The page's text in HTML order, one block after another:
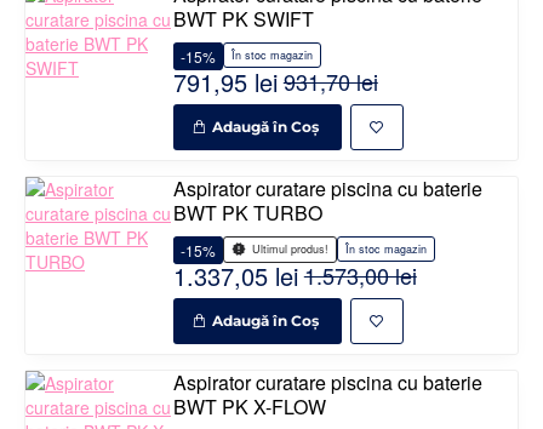
BWT PK SWIFT
În stoc magazin
-15%
791,95 lei931,70 lei
Adaugă în Coş
Aspirator curatare piscina cu baterie
BWT PK TURBO
Ultimul produs! În stoc magazin
-15%
1.337,05 lei1.573,00 lei
Adaugă în Coş
Aspirator curatare piscina cu baterie
BWT PK X-FLOW